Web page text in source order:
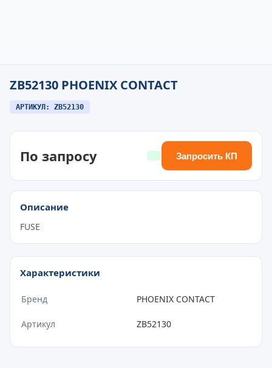
ZB52130 PHOENIX CONTACT
АРТИКУЛ: ZB52130
По запросу Запросить КП
Описание
FUSE
Характеристики
Бренд PHOENIX CONTACT
Артикул ZB52130